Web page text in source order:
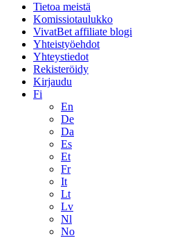
Tietoa meistä
Komissiotaulukko
VivatBet affiliate blogi
Yhteistyöehdot
Yhteystiedot
Rekisteröidy
Kirjaudu
Fi
En
De
Da
Es
Et
Fr
It
Lt
Lv
Nl
No